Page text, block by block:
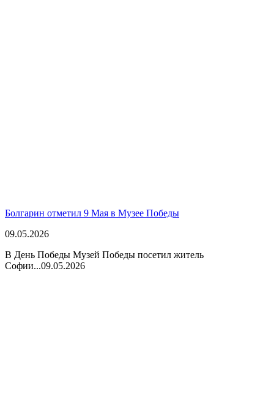
Болгарин отметил 9 Мая в Музее Победы
09.05.2026
В День Победы Музей Победы посетил житель
Софии...09.05.2026